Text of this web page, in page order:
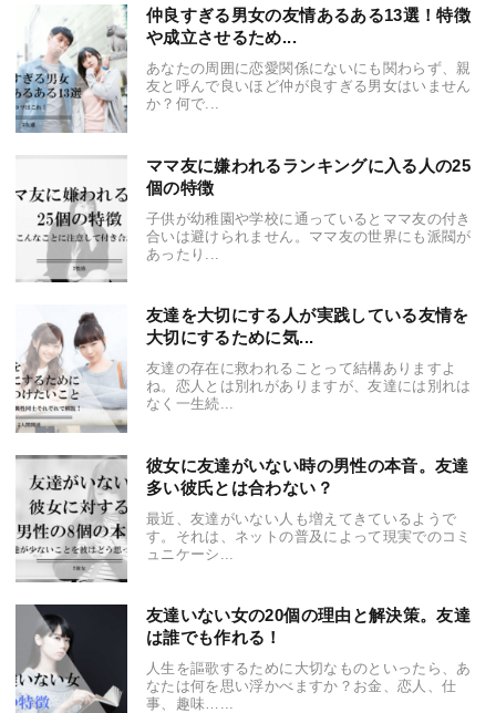
仲良すぎる男女の友情あるある13選！特徴
や成立させるため...
あなたの周囲に恋愛関係にないにも関わらず、親
友と呼んで良いほど仲が良すぎる男女はいません
か？何で...
ママ友に嫌われるランキングに入る人の25
個の特徴
子供が幼稚園や学校に通っているとママ友の付き
合いは避けられません。ママ友の世界にも派閥が
あったり...
友達を大切にする人が実践している友情を
大切にするために気...
友達の存在に救われることって結構ありますよ
ね。恋人とは別れがありますが、友達には別れは
なく一生続...
彼女に友達がいない時の男性の本音。友達
多い彼氏とは合わない？
最近、友達がいない人も増えてきているようで
す。それは、ネットの普及によって現実でのコミ
ュニケーシ...
友達いない女の20個の理由と解決策。友達
は誰でも作れる！
人生を謳歌するために大切なものといったら、あ
なたは何を思い浮かべますか？お金、恋人、仕
事、趣味…...